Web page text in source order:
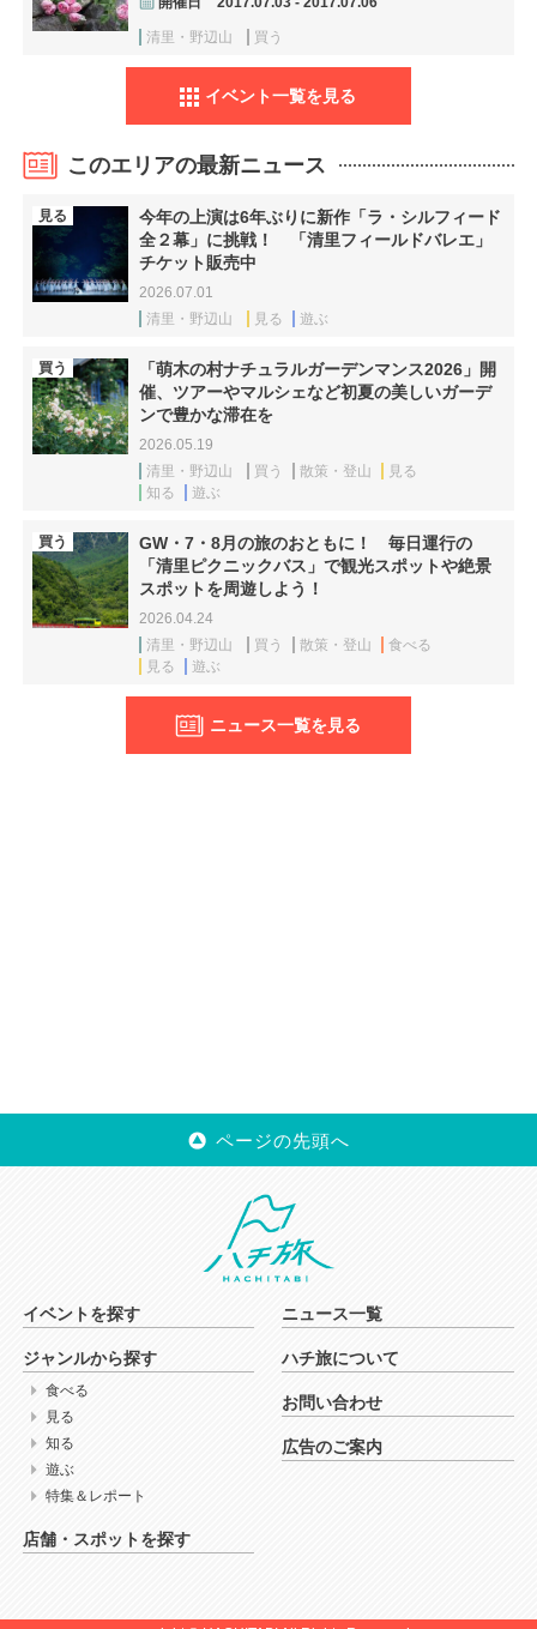
清里・野辺山 買う
イベント一覧を見る
このエリアの最新ニュース
見る
今年の上演は6年ぶりに新作「ラ・シルフィード
全２幕」に挑戦！ 「清里フィールドバレエ」
チケット販売中
2026.07.01
清里・野辺山
見る 遊ぶ
買う
「萌木の村ナチュラルガーデンマンス2026」開
催、ツアーやマルシェなど初夏の美しいガーデ
ンで豊かな滞在を
2026.05.19
清里・野辺山
買う 散策・登山
見る
知る
遊ぶ
買う
GW・7・8月の旅のおともに！ 毎日運行の
「清里ピクニックバス」で観光スポットや絶景
スポットを周遊しよう！
2026.04.24
清里・野辺山
買う 散策・登山
食べる
見る
遊ぶ
ニュース一覧を見る
ページの先頭へ
イベントを探す
ジャンルから探す
食べる
見る
知る
遊ぶ
特集＆レポート
店舗・スポットを探す
ニュース一覧
ハチ旅について
お問い合わせ
広告のご案内